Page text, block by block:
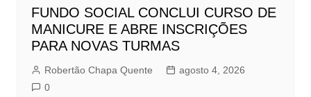
FUNDO SOCIAL CONCLUI CURSO DE
MANICURE E ABRE INSCRIÇÕES
PARA NOVAS TURMAS
Robertão Chapa Quente
agosto 4, 2026
0